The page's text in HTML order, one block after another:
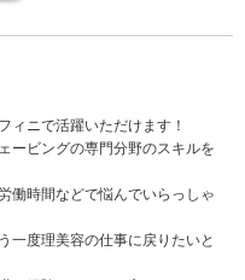
ィニで活躍いただけます！
ービングの専門分野のスキルを
働時間などで悩んでいらっしゃ
度理美容の仕事に戻りたいと